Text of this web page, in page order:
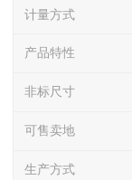
计量方式
产品特性
非标尺寸
可售卖地
生产方式